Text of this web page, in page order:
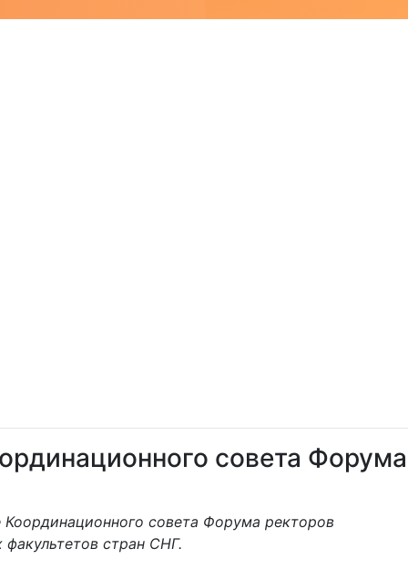
совета Форума
совета Форума ректоров
стран СНГ.